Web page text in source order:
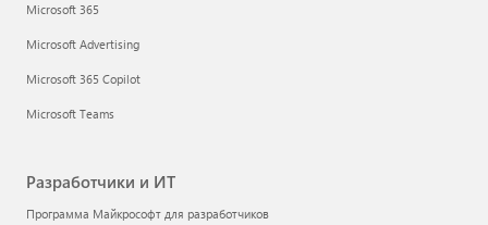
Microsoft 365
Microsoft Advertising
Microsoft 365 Copilot
Microsoft Teams
Разработчики и ИТ
Программа Майкрософт для разработчиков